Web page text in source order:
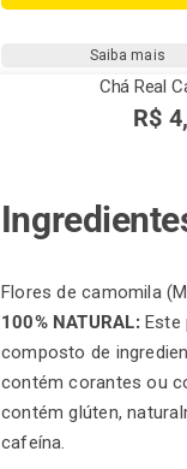
Real-
sachês
Saiba mais
Chá Real
R$
Flores de camomila
100% NATURAL:Este
composto de
contém corantes ou
contém glúten,
cafeína.